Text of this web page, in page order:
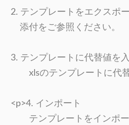
2. テンプレートをエクスポ
添付をご参照ください。
3. テンプレートに代替値を
xlsのテンプレートに代替
<p>4. インポート
テンプレートをインポー